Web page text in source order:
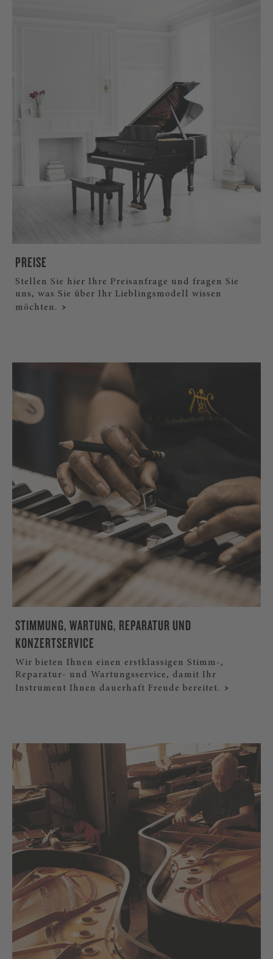
PREISE
Stellen Sie hier Ihre Preisanfrage und fragen Sie
uns, was Sie über Ihr Lieblingsmodell wissen
möchten.
STIMMUNG, WARTUNG, REPARATUR UND
KONZERTSERVICE
Wir bieten Ihnen einen erstklassigen Stimm-,
Reparatur- und Wartungsservice, damit Ihr
Instrument Ihnen dauerhaft Freude bereitet.